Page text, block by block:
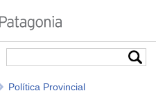
Política Provincial